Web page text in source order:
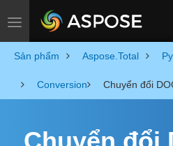
Toggle navigation
Sản phẩm Aspose.Total
Conversion Chuyển đổi